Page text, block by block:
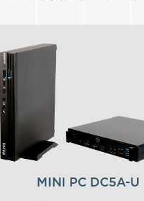
MINI PC DC5A-U